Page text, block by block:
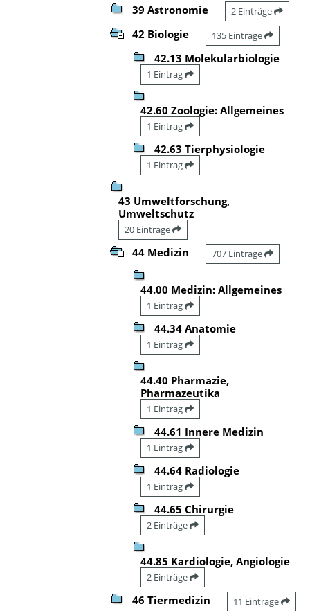
39 Astronomie 2 Einträge
42 Biologie 135 Einträge
42.13 Molekularbiologie
1 Eintrag
42.60 Zoologie: Allgemeines
1 Eintrag
42.63 Tierphysiologie
1 Eintrag
43 Umweltforschung,
Umweltschutz
20 Einträge
44 Medizin 707 Einträge
44.00 Medizin: Allgemeines
1 Eintrag
44.34 Anatomie
1 Eintrag
44.40 Pharmazie,
Pharmazeutika
1 Eintrag
44.61 Innere Medizin
1 Eintrag
44.64 Radiologie
1 Eintrag
44.65 Chirurgie
2 Einträge
44.85 Kardiologie, Angiologie
2 Einträge
46 Tiermedizin 11 Einträge